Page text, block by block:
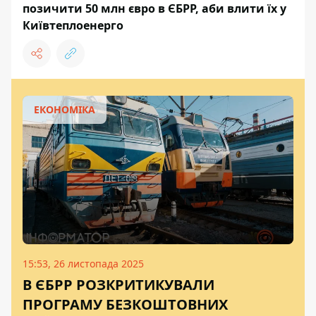
позичити 50 млн євро в ЄБРР, аби влити їх у
Київтеплоенерго
ЕКОНОМІКА
15:53, 26 листопада 2025
В ЄБРР РОЗКРИТИКУВАЛИ
ПРОГРАМУ БЕЗКОШТОВНИХ